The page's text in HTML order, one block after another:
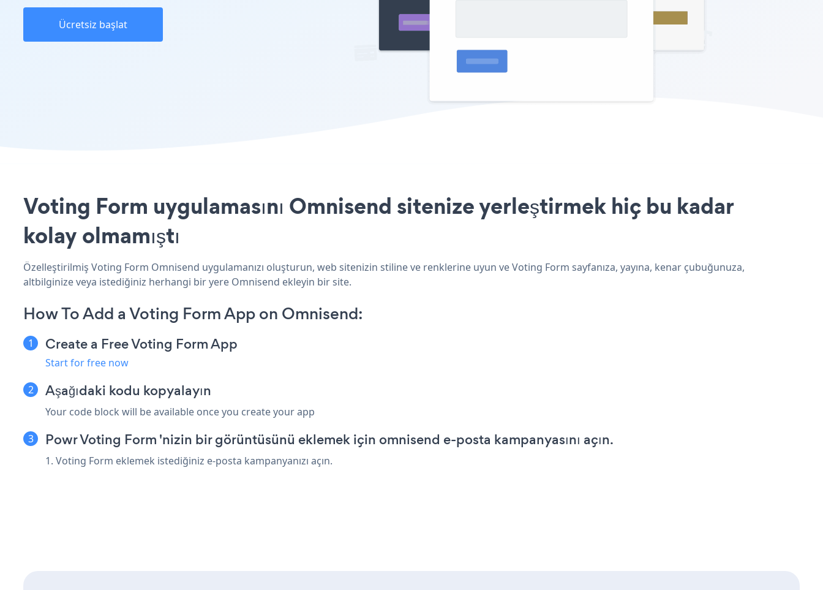
Ücretsiz başlat
Voting Form uygulamasını Omnisend sitenize yerleştirmek hiç bu kadar
kolay olmamıştı
Özelleştirilmiş Voting Form Omnisend uygulamanızı oluşturun, web sitenizin stiline ve renklerine uyun ve Voting Form sayfanıza, yayına, kenar çubuğunuza,
altbilginize veya istediğiniz herhangi bir yere Omnisend ekleyin bir site.
How To Add a Voting Form App on Omnisend:
Create a Free Voting Form App
Start for free now
Aşağıdaki kodu kopyalayın
Your code block will be available once you create your app
Powr Voting Form 'nizin bir görüntüsünü eklemek için omnisend e-posta kampanyasını açın.
1. Voting Form eklemek istediğiniz e-posta kampanyanızı açın.